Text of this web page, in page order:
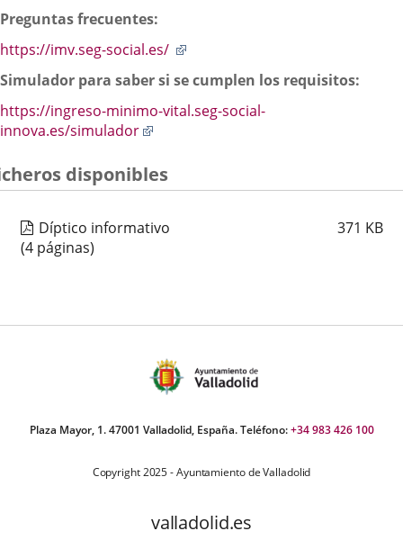
aplicación
Preguntas frecuentes:
https://imv.seg-social.es/
una
aplicación
Simulador para saber si se cumplen los requisitos:
https://ingreso-minimo-vital.seg-social-
innova.es/simulador
una
aplicación
disponibles
Díptico informativo 371 KB
(4 páginas)
Plaza Mayor, 1. 47001 Valladolid, España. Teléfono:+34 983 426 100
Copyright 2025 - Ayuntamiento de Valladolid
valladolid.es